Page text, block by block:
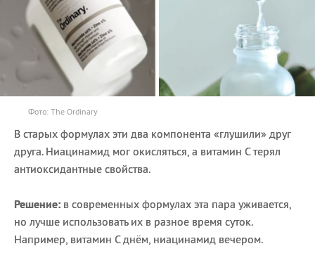
Фото: The Ordinary
В старых формулах эти два компонента «глушили» друг
друга. Ниацинамид мог окисляться, а витамин С терял
антиоксидантные свойства.
Решение: в современных формулах эта пара уживается,
но лучше использовать их в разное время суток.
Например, витамин С днём, ниацинамид вечером.